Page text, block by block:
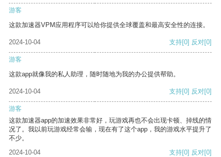
游客
这款加速器VPM应用程序可以给你提供全球覆盖和最高安全性的连接。
2024-10-04 支持[0] 反对[0]
游客
这款app就像我的私人助理，随时随地为我的办公提供帮助。
2024-10-04 支持[0] 反对[0]
游客
这款加速器app的加速效果非常好，玩游戏再也不会出现卡顿、掉线的情
况了。我以前玩游戏经常会输，现在有了这个app，我的游戏水平提升了
不少。
2024-10-04
支持[0] 反对[0]